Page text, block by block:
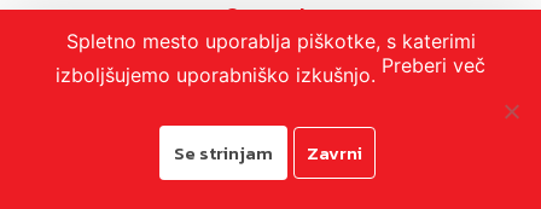
O portalu
Oglaševanje
Avtorji: Emigma
Spletno mesto uporablja piškotke, s katerimi
izboljšujemo uporabniško izkušnjo. Preberi več
Se strinjam Zavrni